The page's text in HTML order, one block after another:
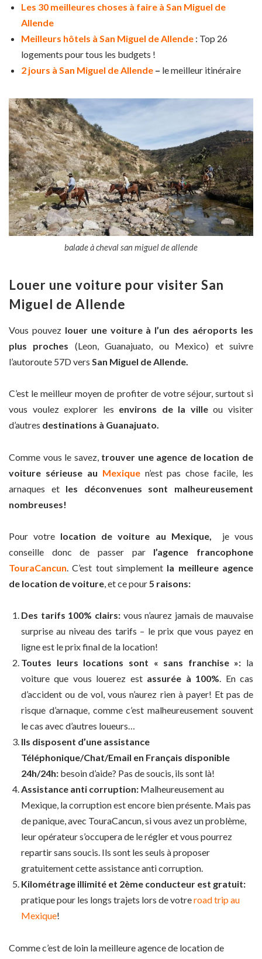
Les 30 meilleures choses à faire à San Miguel de
Allende
Meilleurs hôtels à San Miguel de Allende : Top 26
logements pour tous les budgets !
2 jours à San Miguel de Allende – le meilleur itinéraire
balade à cheval san miguel de allende
Louer une voiture pour visiter San
Miguel de Allende
Vous pouvez louer une voiture à l’un des aéroports les
plus proches (Leon, Guanajuato, ou Mexico) et suivre
l’autoroute 57D vers San Miguel de Allende.
C’est le meilleur moyen de profiter de votre séjour, surtout si
vous voulez explorer les environs de la villeou visiter
d’autres destinations à Guanajuato.
Comme vous le savez, trouver une agence de location de
voiture sérieuse au Mexiquen’est pas chose facile, les
arnaques etles déconvenues sont malheureusement
nombreuses!
Pour votre location de voiture au Mexique,
je vous
conseille donc de passer par l’agence francophone
TouraCancun. C’est tout simplement la meilleure agence
de location de voiture, et ce pour5 raisons:
Des tarifs 100% clairs: vous n’aurez jamais de mauvaise
surprise au niveau des tarifs – le prix que vous payez en
ligne est le prix final de la location!
Toutes leurs locations sont « sans franchise »: la
voiture que vous louerez estassurée à 100%. En cas
d’accident ou de vol, vous n’aurez rien à payer! Et pas de
risque d’arnaque, comme c’est malheureusement souvent
le cas avec d’autres loueurs…
Ils disposent d’une assistance
Téléphonique/Chat/Email en Français disponible
24h/24h: besoin d’aide? Pas de soucis, ils sont là!
Assistance anti corruption: Malheureusement au
Mexique, la corruption est encore bien présente. Mais pas
de panique, avec TouraCancun, si vous avez un problème,
leur opérateur s’occupera de le régler et vous pourrez
repartir sans soucis. Ils sont les seuls à proposer
gratuitement cette assistance anti corruption.
Kilométrage illimité et 2ème conducteur est gratuit:
pratique pour les longs trajets lors de votreroad trip au
Mexique!
Comme c’est de loin la meilleure agence de location de